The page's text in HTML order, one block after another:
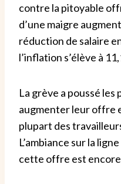
contre la pitoyable
d’une maigre
réduction de salaire
l’inflation s’élève à
La grève a poussé les
augmenter leur offre
plupart des
L’ambiance sur la
cette offre est